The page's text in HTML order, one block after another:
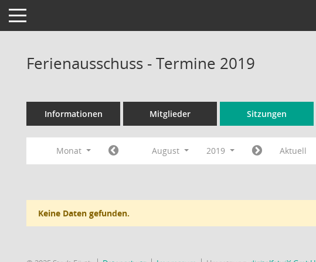
Toggle navigation
Ferienausschuss - Termine 2019
Informationen Mitglieder Sitzungen
Monat August 2019 Aktuell
Keine Daten gefunden.